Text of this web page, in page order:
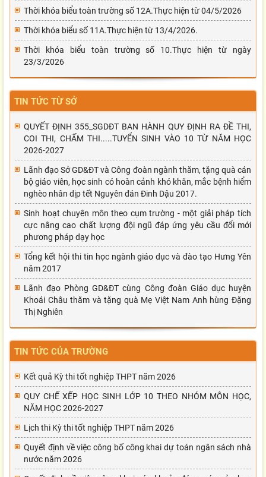
Thời khóa biểu toàn trường số 12A.Thực hiện từ 04/5/2026
Thời khóa biểu số 11A.Thực hiện từ 13/4/2026.
Thời khóa biểu toàn trường số 10.Thực hiện từ ngày
23/3/2026
TIN TỨC TỪ SỞ
QUYẾT ĐỊNH 355_SGDĐT BAN HÀNH QUY ĐỊNH RA ĐỀ THI,
COI THI, CHẤM THI.....TUYỂN SINH VÀO 10 TỪ NĂM HỌC
2026-2027
Lãnh đạo Sở GD&ĐT và Công đoàn ngành thăm, tặng quà cán
bộ giáo viên, học sinh có hoàn cảnh khó khăn, mắc bệnh hiểm
nghèo nhân dịp tết Nguyên đán Đinh Dậu 2017.
Sinh hoạt chuyên môn theo cụm trường - một giải pháp tích
cực nâng cao chất lượng đội ngũ đáp ứng yêu cầu đổi mới
phương pháp dạy học
Tổng kết hội thi tin học ngành giáo dục và đào tạo Hưng Yên
năm 2017
Lãnh đạo Phòng GD&ĐT cùng Công đoàn Giáo dục huyện
Khoái Châu thăm và tặng quà Mẹ Việt Nam Anh hùng Đặng
Thị Nghiên
TIN TỨC CỦA TRƯỜNG
Kết quả Kỳ thi tốt nghiệp THPT năm 2026
QUY CHẾ XẾP HỌC SINH LỚP 10 THEO NHÓM MÔN HỌC,
NĂM HỌC 2026-2027
Lịch thi Kỳ thi tốt nghiệp THPT năm 2026
Quyết định về việc công bố công khai dự toán ngân sách nhà
nước năm 2026